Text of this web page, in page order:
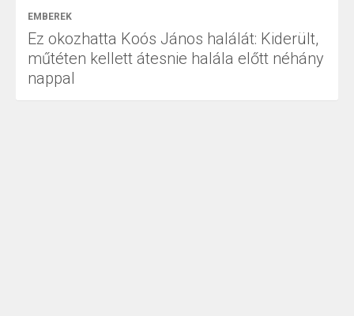
EMBEREK
Ez okozhatta Koós János halálát: Kiderült,
műtéten kellett átesnie halála előtt néhány
nappal